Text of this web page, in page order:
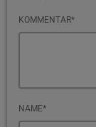
KOMMENTAR*
NAME*